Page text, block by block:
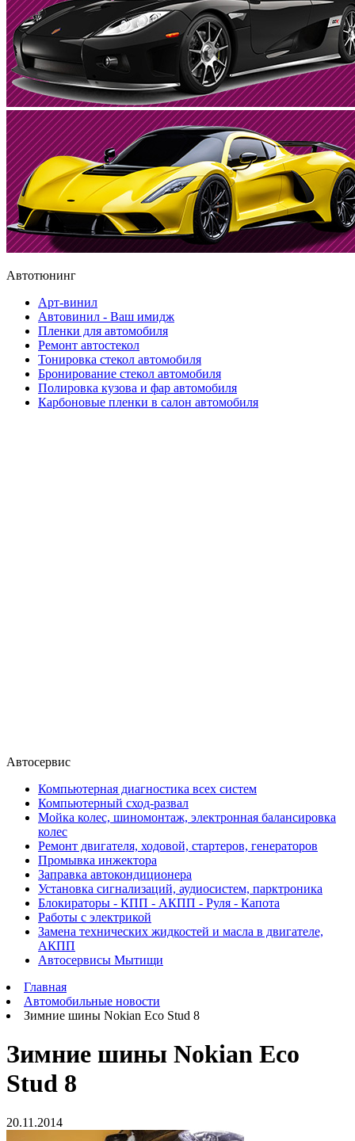
Автотюнинг
Арт-винил
Автовинил - Ваш имидж
Пленки для автомобиля
Ремонт автостекол
Тонировка стекол автомобиля
Бронирование стекол автомобиля
Полировка кузова и фар автомобиля
Карбоновые пленки в салон автомобиля
Автосервис
Компьютерная диагностика всех систем
Компьютерный сход-развал
Мойка колес, шиномонтаж, электронная балансировка
колес
Ремонт двигателя, ходовой, стартеров, генераторов
Промывка инжектора
Заправка автокондиционера
Установка сигнализаций, аудиосистем, парктроника
Блокираторы - КПП - АКПП - Руля - Капота
Работы с электрикой
Замена технических жидкостей и масла в двигателе,
АКПП
Автосервисы Мытищи
Главная
Автомобильные новости
Зимние шины Nokian Eco Stud 8
Зимние шины Nokian Eco
Stud 8
20.11.2014